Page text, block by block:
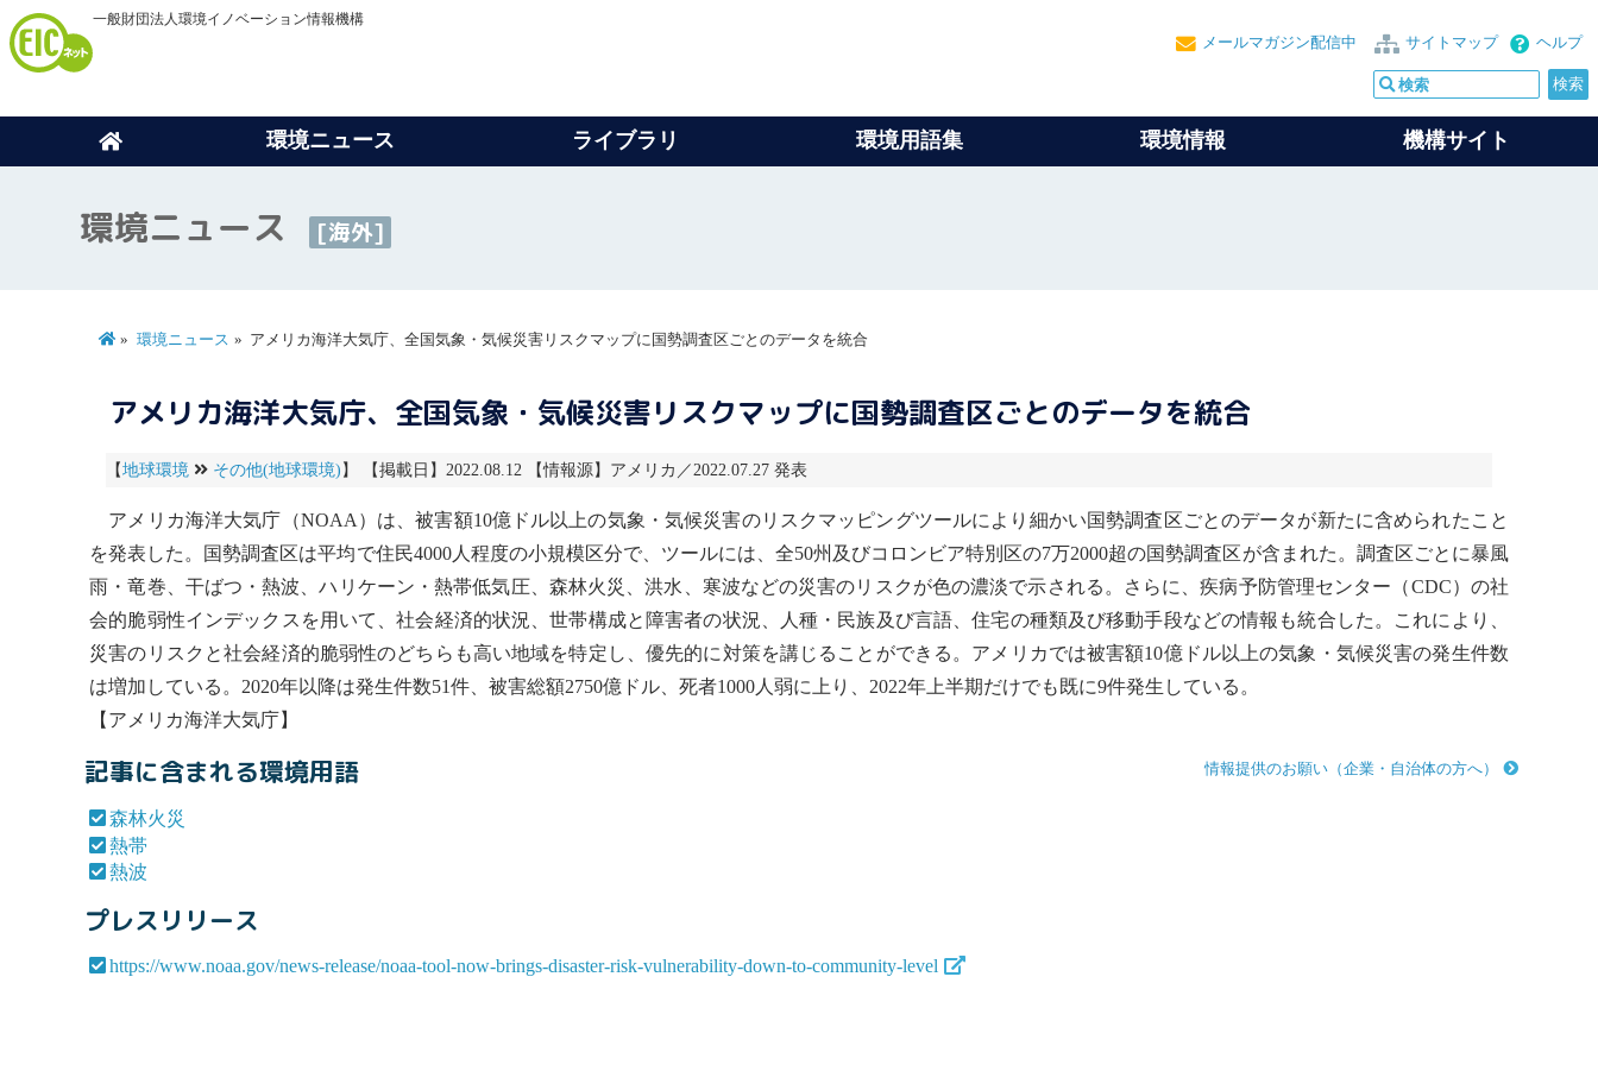
一般財団法人環境イノベーション情報機構
ヘルプ
サイトマップ
メールマガジン配信中
環境ニュース ライブラリ 環境用語集 環境情報 機構サイト
環境ニュース [海外]
環境ニュース アメリカ海洋大気庁、全国気象・気候災害リスクマップに国勢調査区ごとのデータを統合
アメリカ海洋大気庁、全国気象・気候災害リスクマップに国勢調査区ごとのデータを統合
【地球環境 その他(地球環境) 】 【掲載日】2022.08.12 【情報源】アメリカ／2022.07.27 発表
アメリカ海洋大気庁（NOAA）は、被害額10億ドル以上の気象・気候災害のリスクマッピングツールにより細かい国勢調査区ごとのデータが新たに含められたこと
を発表した。国勢調査区は平均で住民4000人程度の小規模区分で、ツールには、全50州及びコロンビア特別区の7万2000超の国勢調査区が含まれた。調査区ごとに暴風
雨・竜巻、干ばつ・熱波 、ハリケーン・熱帯低気圧、 森林火災
、洪水、寒波などの災害のリスクが色の濃淡で示される。さらに、疾病予防管理センター（CDC）の社
会的脆弱性インデックスを用いて、社会経済的状況、世帯構成と障害者の状況、人種・民族及び言語、住宅の種類及び移動手段などの情報も統合した。これにより、
災害のリスクと社会経済的脆弱性のどちらも高い地域を特定し、優先的に対策を講じることができる。アメリカでは被害額10億ドル以上の気象・気候災害の発生件数
は増加している。2020年以降は発生件数51件、被害総額2750億ドル、死者1000人弱に上り、2022年上半期だけでも既に9件発生している。
【アメリカ海洋大気庁】
情報提供のお願い（企業・自治体の方へ）
記事に含まれる環境用語
森林火災
熱帯
熱波
プレスリリース
https://www.noaa.gov/news-release/noaa-tool-now-brings-disaster-risk-vulnerability-down-to-community-level